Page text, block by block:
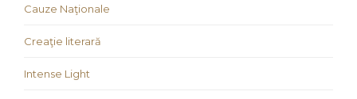
Cauze Naţionale
Creaţie literară
Intense Light